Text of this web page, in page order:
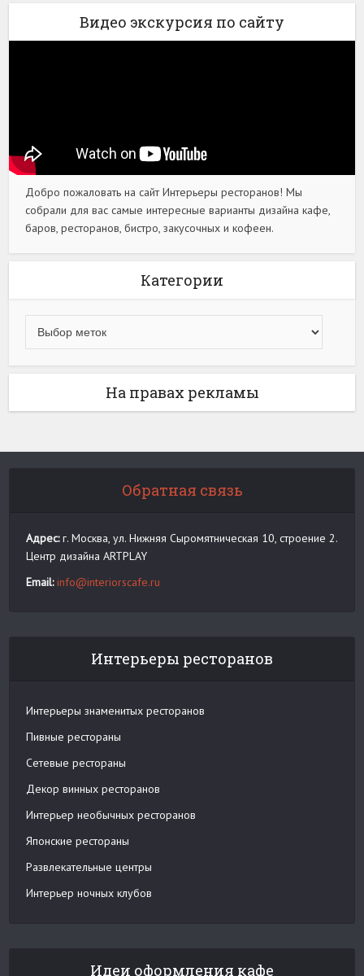
Видео экскурсия по сайту
Добро пожаловать на сайт Интерьеры ресторанов! Мы
собрали для вас самые интересные варианты дизайна кафе,
баров, ресторанов, бистро, закусочных и кофеен.
Категории
На правах рекламы
Обратная связь
Адрес:г. Москва, ул. Нижняя Сыромятническая 10, строение 2.
Центр дизайна ARTPLAY
Email: info@interiorscafe.ru
Интерьеры ресторанов
Интерьеры знаменитых ресторанов
Пивные рестораны
Сетевые рестораны
Декор винных ресторанов
Интерьер необычных ресторанов
Японские рестораны
Развлекательные центры
Интерьер ночных клубов
Идеи оформления кафе